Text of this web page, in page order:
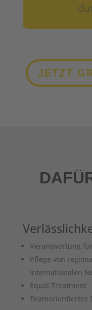
JETZT
Verantwortung
Pflege von
internationalen
Equal Treatment
Teamorientiertes